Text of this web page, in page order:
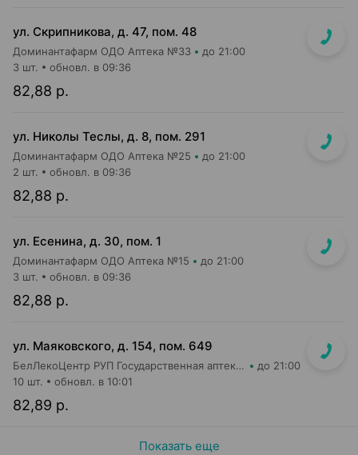
ул. Скрипникова, д. 47, пом. 48
Доминантафарм ОДО Аптека №33 до 21:00
82,88 р.
3 шт. обновл. в 09:36
ул. Николы Теслы, д. 8, пом. 291
Доминантафарм ОДО Аптека №25 до 21:00
82,88 р.
2 шт. обновл. в 09:36
ул. Есенина, д. 30, пом. 1
Доминантафарм ОДО Аптека №15 до 21:00
82,88 р.
3 шт. обновл. в 09:36
ул. Маяковского, д. 154, пом. 649
БелЛекоЦентр РУП Государственная аптека №16 до 21:00
82,89 р.
10 шт. обновл. в 10:01
Показать еще